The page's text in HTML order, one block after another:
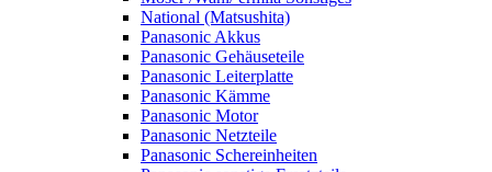
National (Matsushita)
Panasonic Akkus
Panasonic Gehäuseteile
Panasonic Leiterplatte
Panasonic Kämme
Panasonic Motor
Panasonic Netzteile
Panasonic Schereinheiten